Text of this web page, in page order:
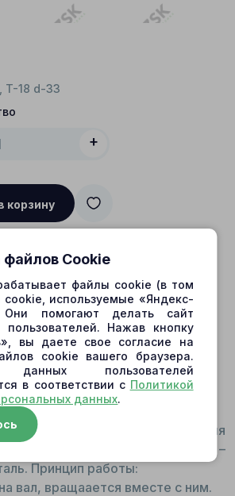
T-18 d-33
+
корзину
в наличии
есть в наличии
цилиндрической формы со
Имеет шлицевые соединения
Материал для изготовления –
Принцип работы:
вал, вращаается вместе с ним.
Cookie
файлы cookie (в том
cookie, используемые «Яндекс-
Они помогают делать сайт
Нажав кнопку
вы даете свое согласие на
cookie вашего браузера.
данных пользователей
в соответствии с Политикой
данных.